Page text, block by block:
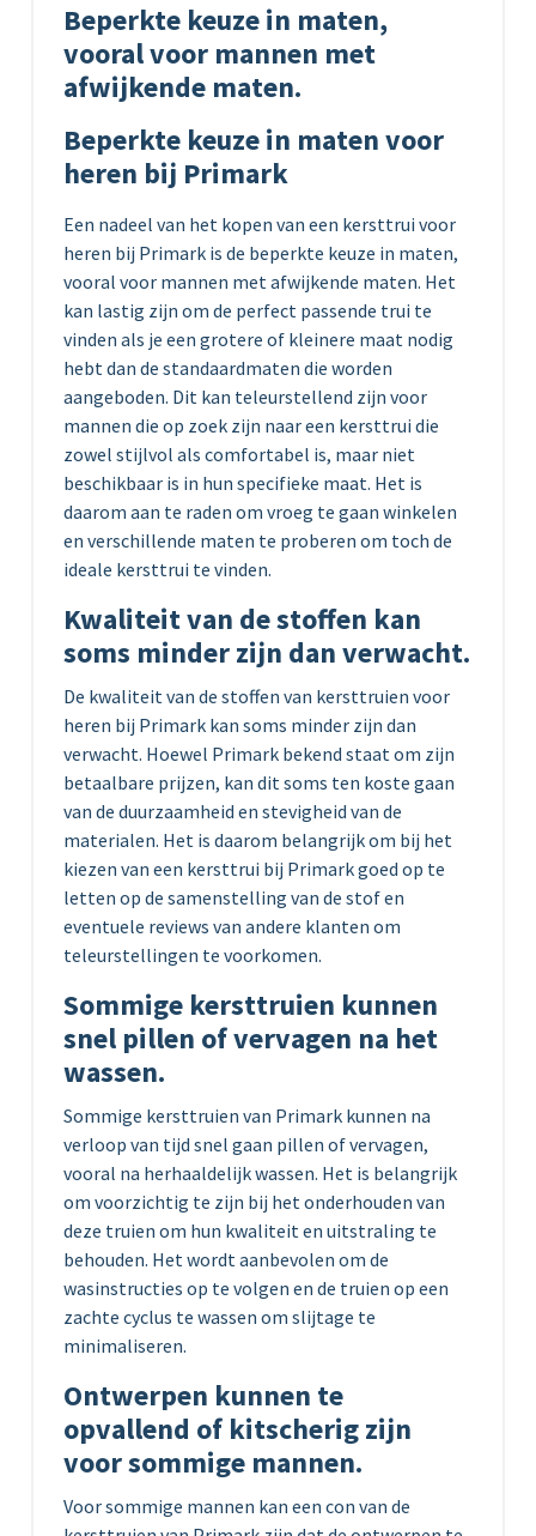
Beperkte keuze in maten,
vooral voor mannen met
afwijkende maten.
Beperkte keuze in maten voor
heren bij Primark
Een nadeel van het kopen van een kersttrui voor
heren bij Primark is de beperkte keuze in maten,
vooral voor mannen met afwijkende maten. Het
kan lastig zijn om de perfect passende trui te
vinden als je een grotere of kleinere maat nodig
hebt dan de standaardmaten die worden
aangeboden. Dit kan teleurstellend zijn voor
mannen die op zoek zijn naar een kersttrui die
zowel stijlvol als comfortabel is, maar niet
beschikbaar is in hun specifieke maat. Het is
daarom aan te raden om vroeg te gaan winkelen
en verschillende maten te proberen om toch de
ideale kersttrui te vinden.
Kwaliteit van de stoffen kan
soms minder zijn dan verwacht.
De kwaliteit van de stoffen van kersttruien voor
heren bij Primark kan soms minder zijn dan
verwacht. Hoewel Primark bekend staat om zijn
betaalbare prijzen, kan dit soms ten koste gaan
van de duurzaamheid en stevigheid van de
materialen. Het is daarom belangrijk om bij het
kiezen van een kersttrui bij Primark goed op te
letten op de samenstelling van de stof en
eventuele reviews van andere klanten om
teleurstellingen te voorkomen.
Sommige kersttruien kunnen
snel pillen of vervagen na het
wassen.
Sommige kersttruien van Primark kunnen na
verloop van tijd snel gaan pillen of vervagen,
vooral na herhaaldelijk wassen. Het is belangrijk
om voorzichtig te zijn bij het onderhouden van
deze truien om hun kwaliteit en uitstraling te
behouden. Het wordt aanbevolen om de
wasinstructies op te volgen en de truien op een
zachte cyclus te wassen om slijtage te
minimaliseren.
Ontwerpen kunnen te
opvallend of kitscherig zijn
voor sommige mannen.
Voor sommige mannen kan een con van de